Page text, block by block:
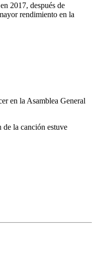
2017, después de
rendimiento en la
en la Asamblea General
de la canción estuve